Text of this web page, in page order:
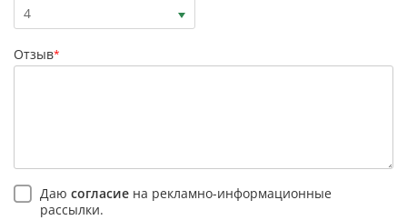
4
Отзыв*
Даю согласие на рекламно-информационные
рассылки.